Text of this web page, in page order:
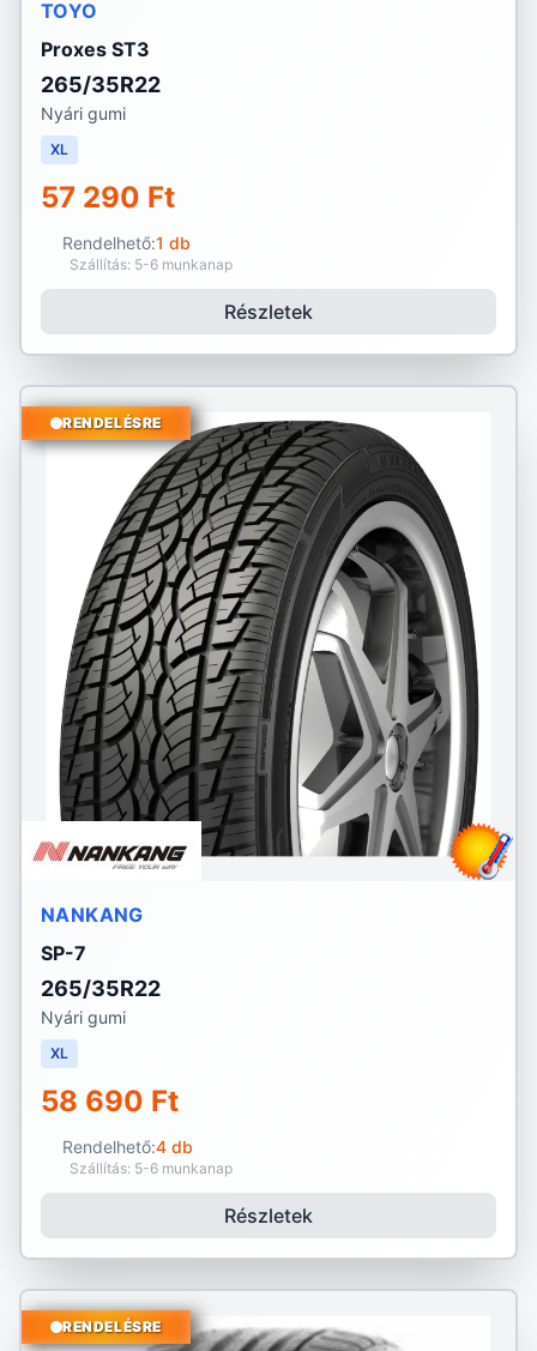
TOYO
Proxes ST3
265/35R22
Nyári gumi
XL
57 290 Ft
Rendelhető:1 db
Szállítás: 5-6 munkanap
Részletek
RENDELÉSRE
NANKANG
SP-7
265/35R22
Nyári gumi
XL
58 690 Ft
Rendelhető:4 db
Szállítás: 5-6 munkanap
Részletek
RENDELÉSRE